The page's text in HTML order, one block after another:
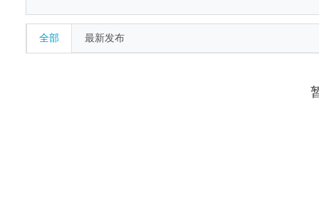
全部 最新发布